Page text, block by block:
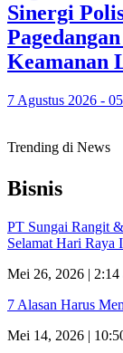
Sinergi
Keamanan
7 Agustus 2026 -
Trending di News
Bisnis
PT Sungai Rangit
Selamat Hari Raya
Mei 26, 2026 |
7 Alasan Harus
Mei 14, 2026 |